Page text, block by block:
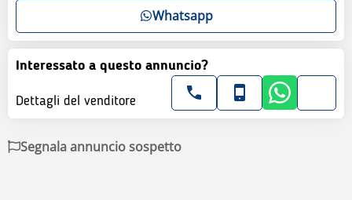
Whatsapp
Interessato a questo annuncio?
Dettagli del venditore
Segnala annuncio sospetto